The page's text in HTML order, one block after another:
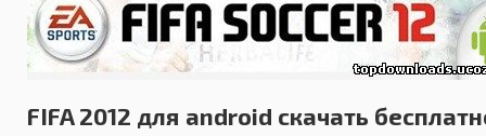
FIFA 2012 для android скачать